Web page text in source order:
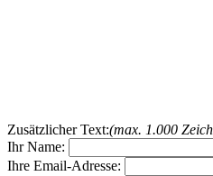
Zusätzlicher Text:(max. 1.000
Ihr Name:
Ihre Email-Adresse: